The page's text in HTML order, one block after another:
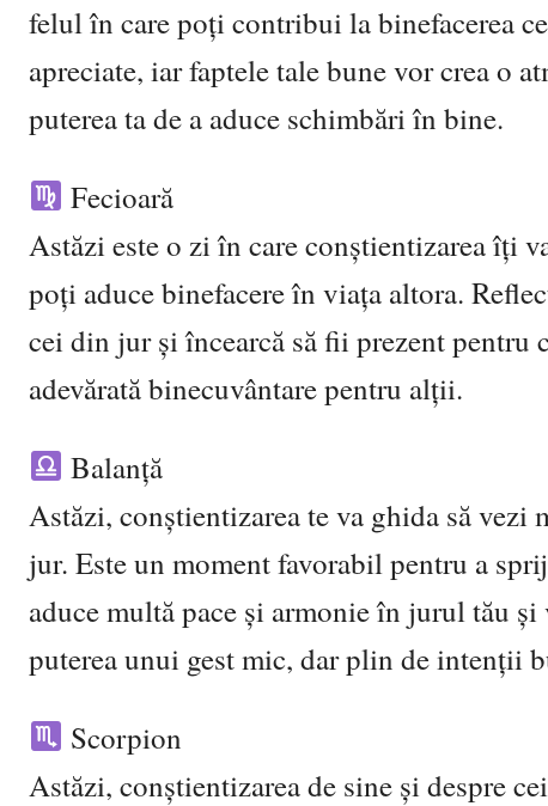
felul în care poți contribui la binefacerea
apreciate, iar faptele tale bune vor crea o
puterea ta de a aduce schimbări în bine.
Fecioară
Astăzi este o zi în care conștientizarea îți
poți aduce binefacere în viața altora.
cei din jur și încearcă să fii prezent pentru
adevărată binecuvântare pentru alții.
Balanță
Astăzi, conștientizarea te va ghida să
jur. Este un moment favorabil pentru a
aduce multă pace și armonie în jurul tău
puterea unui gest mic, dar plin de intenții
Scorpion
Astăzi, conștientizarea de sine și despre